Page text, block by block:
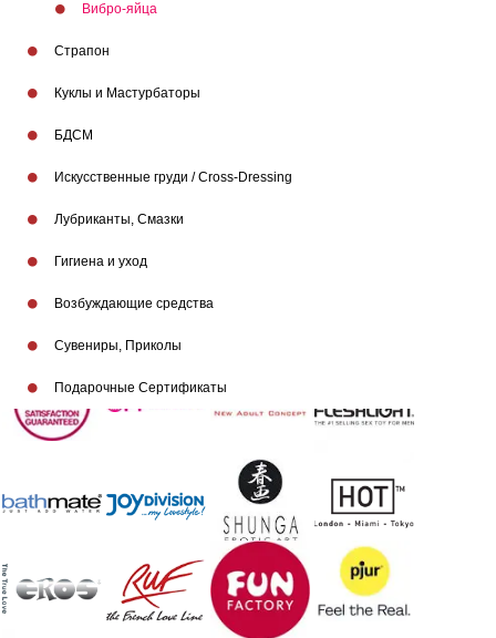
Вибро-яйца
Страпон
Куклы и Мастурбаторы
БДСМ
Искусственные груди / Cross-Dressing
Лубриканты, Смазки
Гигиена и уход
Возбуждающие средства
Сувениры, Приколы
Подарочные Сертификаты